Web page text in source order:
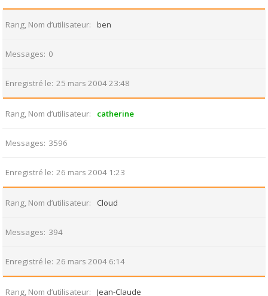
Rang, Nom d’utilisateur ben
Messages 0
Enregistré le 25 mars 2004 23:48
Rang, Nom d’utilisateur catherine
Messages 3596
Enregistré le 26 mars 2004 1:23
Rang, Nom d’utilisateur Cloud
Messages 394
Enregistré le 26 mars 2004 6:14
Rang, Nom d’utilisateur Jean-Claude